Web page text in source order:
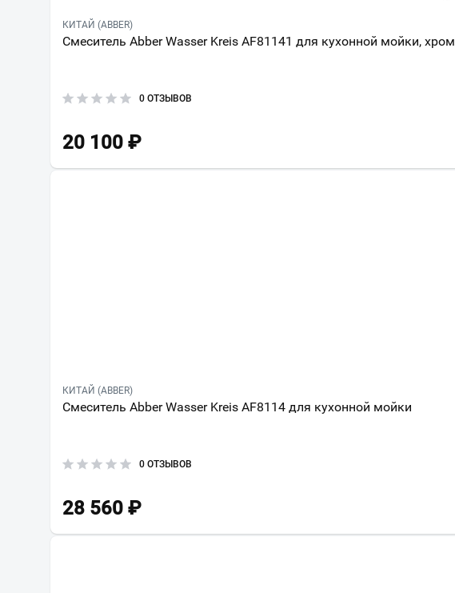
КИТАЙ (ABBER)
Смеситель Abber Wasser Kreis AF81141 для кухонной мойки, хром
0 ОТЗЫВОВ
20 100 ₽
КИТАЙ (ABBER)
Смеситель Abber Wasser Kreis AF8114 для кухонной мойки
0 ОТЗЫВОВ
28 560 ₽